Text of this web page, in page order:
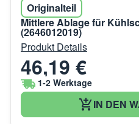
Originalteil
Mittlere Ablage für
(2646012019)
Produkt Details
46,19 €
1-2 Werktage
IN DEN